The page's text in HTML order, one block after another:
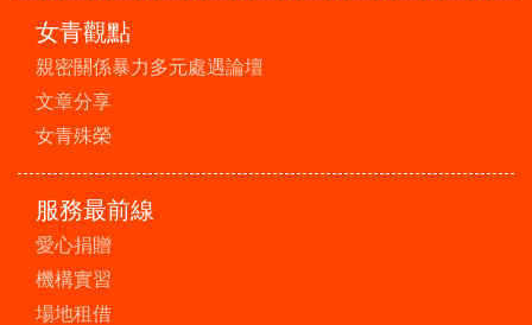
女青觀點
親密關係暴力多元處遇論壇
文章分享
女青殊榮
服務最前線
愛心捐贈
機構實習
場地租借